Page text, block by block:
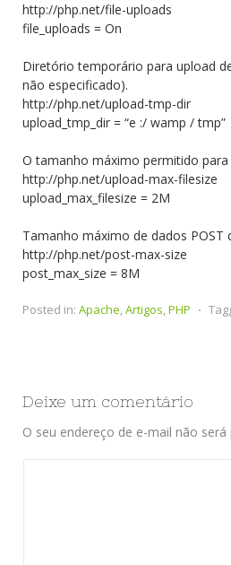
http://php.net/file-uploads
file_uploads = On
Diretório temporário para upload
não especificado).
http://php.net/upload-tmp-dir
upload_tmp_dir = “e :/ wamp / tmp”
O tamanho máximo permitido para
http://php.net/upload-max-filesize
upload_max_filesize = 2M
Tamanho máximo de dados POST
http://php.net/post-max-size
post_max_size = 8M
Posted in: Apache,Artigos,PHP ⋅
Deixe um comentário
O seu endereço de e-mail não será